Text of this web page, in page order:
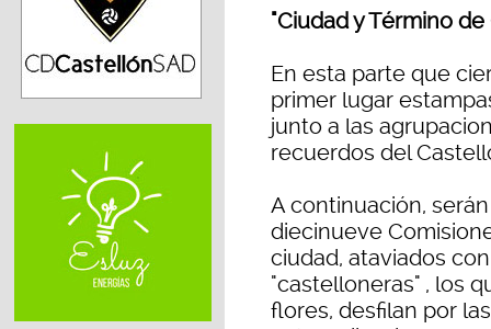
"Ciudad y Término
En esta parte que
primer lugar
junto a las
recuerdos del
A continuación,
diecinueve
ciudad, ataviados
"castelloneras" , los
flores, desfilan por